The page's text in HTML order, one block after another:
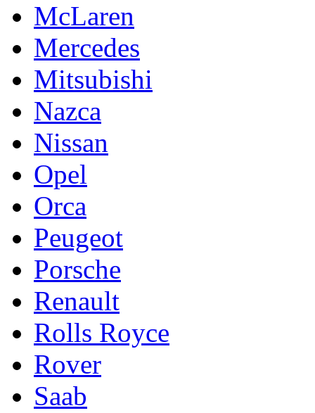
McLaren
Mercedes
Mitsubishi
Nazca
Nissan
Opel
Orca
Peugeot
Porsche
Renault
Rolls Royce
Rover
Saab